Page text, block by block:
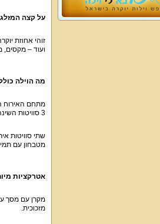
על קצה
זוהי אחוזת
ועוד – מקסים,
מה הוילה
3 סוויטות השינה כוללות מיטה זוגית, חדרי רחצה, פינות ישיבה, ג'קוזי מפנק, מסך טלוויזיה, מטבחון ומרפסת פרטית.
שתי סוויטות
מטבחון עם תמי 4 חצר פרטית ובריכה מחוממת.
אטרקציות
מקרן עם מסך
מזכוכית.